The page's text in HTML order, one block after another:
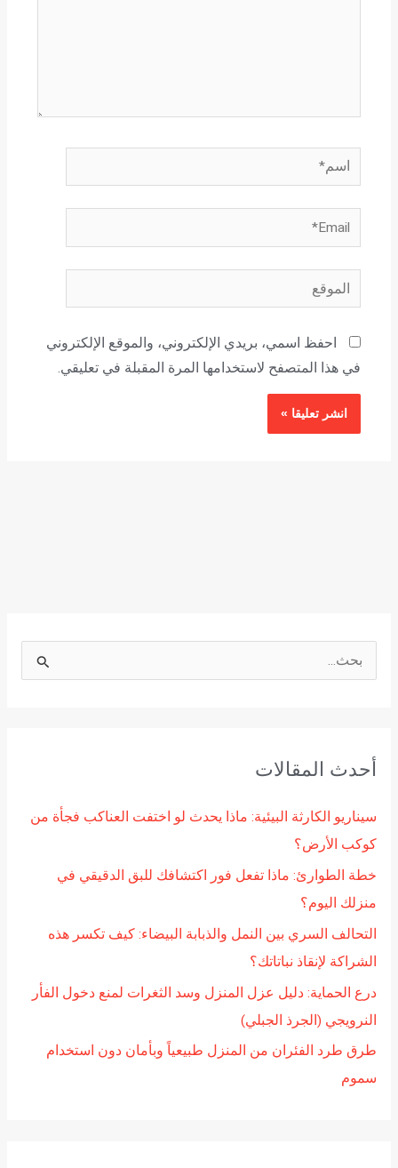
اسم*
Email*
الموقع
احفظ اسمي، بريدي الإلكتروني، والموقع الإلكتروني
في هذا المتصفح لاستخدامها المرة المقبلة في تعليقي.
ث
أحدث المقالات
سيناريو الكارثة البيئية: ماذا يحدث لو اختفت العناكب فجأة من
كوكب الأرض؟
خطة الطوارئ: ماذا تفعل فور اكتشافك للبق الدقيقي في
منزلك اليوم؟
التحالف السري بين النمل والذبابة البيضاء: كيف تكسر هذه
الشراكة لإنقاذ نباتاتك؟
درع الحماية: دليل عزل المنزل وسد الثغرات لمنع دخول الفأر
النرويجي (الجرذ الجبلي)
طرق طرد الفئران من المنزل طبيعياً وبأمان دون استخدام
سموم